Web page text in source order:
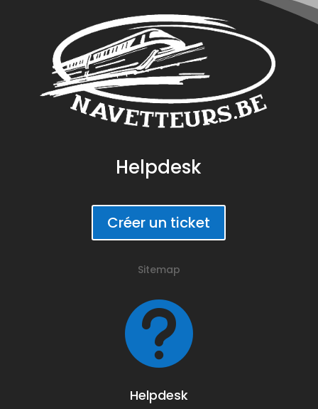
Helpdesk
Créer un ticket
Sitemap

Helpdesk